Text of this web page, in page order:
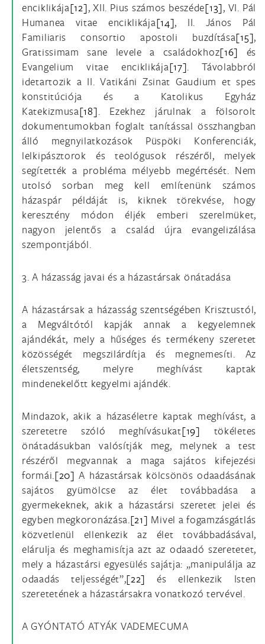
enciklikája[12], XII. Pius számos beszéde[13], VI. Pál
Humanea vitae enciklikája[14], II. János Pál
Familiaris consortio apostoli buzdítása[15],
Gratissimam sane levele a családokhoz[16] és
Evangelium vitae enciklikája[17]. Távolabbról
idetartozik a II. Vatikáni Zsinat Gaudium et spes
konstitúciója és a Katolikus Egyház
Katekizmusa[18]. Ezekhez járulnak a fölsorolt
dokumentumokban foglalt tanítással összhangban
álló megnyilatkozások Püspöki Konferenciák,
lelkipásztorok és teológusok részéről, melyek
segítették a probléma mélyebb megértését. Nem
utolsó sorban meg kell említenünk számos
házaspár példáját is, kiknek törekvése, hogy
keresztény módon éljék emberi szerelmüket,
nagyon jelentős a család újra evangelizálása
szempontjából.
3. A házasság javai és a házastársak önátadása
A házastársak a házasság szentségében Krisztustól,
a Megváltótól kapják annak a kegyelemnek
ajándékát, mely a hűséges és termékeny szeretet
közösségét megszilárdítja és megnemesíti. Az
életszentség, melyre meghívást kaptak
mindenekelőtt kegyelmi ajándék.
Mindazok, akik a házaséletre kaptak meghívást, a
szeretetre szóló meghívásukat[19] tökéletes
önátadásukban valósítják meg, melynek a test
részéről megvannak a maga sajátos kifejezési
formái.[20] A házastársak kölcsönös odaadásának
sajátos gyümölcse az élet továbbadása a
gyermekeknek, akik a házastársi szeretet jelei és
egyben megkoronázása.[21] Mivel a fogamzásgátlás
közvetlenül ellenkezik az élet továbbadásával,
elárulja és meghamisítja azt az odaadó szeretetet,
mely a házastársi egyesülés sajátja: „manipulálja az
odaadás teljességét”,[22] és ellenkezik Isten
szeretetének a házastársakra vonatkozó tervével.
A GYÓNTATÓ ATYÁK VADEMECUMA